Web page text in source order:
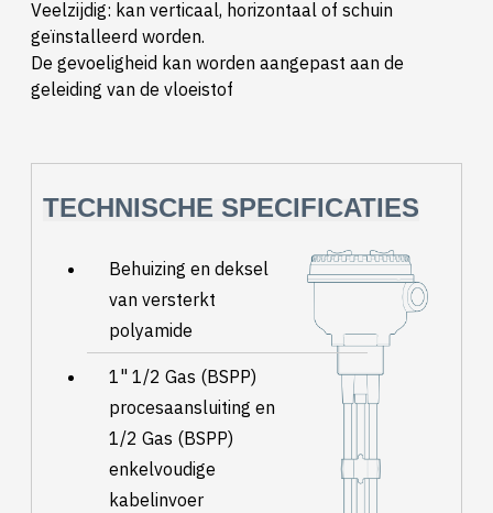
Veelzijdig: kan verticaal, horizontaal of schuin
geïnstalleerd worden.
De gevoeligheid kan worden aangepast aan de
geleiding van de vloeistof
TECHNISCHE SPECIFICATIES
Behuizing en deksel
van versterkt
polyamide
1" 1/2 Gas (BSPP)
procesaansluiting en
1/2 Gas (BSPP)
enkelvoudige
kabelinvoer